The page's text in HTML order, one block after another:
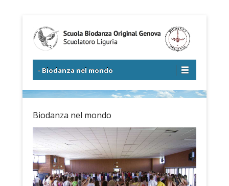
Scuolatoro Liguria
Menu principale
Salta al contenuto
- Biodanza nel mondo
Biodanza nel mondo